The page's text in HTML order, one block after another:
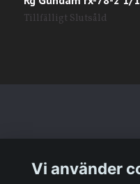
Tillfälligt Slutsåld
Vi använder